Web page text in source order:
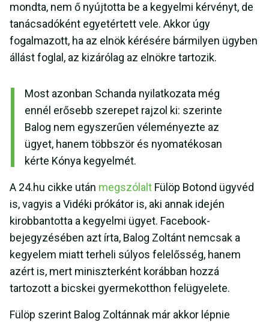
mondta, nem ő nyújtotta be a kegyelmi kérvényt, de
tanácsadóként egyetértett vele. Akkor úgy
fogalmazott, ha az elnök kérésére bármilyen ügyben
állást foglal, az kizárólag az elnökre tartozik.
Most azonban Schanda nyilatkozata még
ennél erősebb szerepet rajzol ki: szerinte
Balog nem egyszerűen véleményezte az
ügyet, hanem többször és nyomatékosan
kérte Kónya kegyelmét.
A 24.hu cikke után megszólalt Fülöp Botond ügyvéd
is, vagyis a Vidéki prókátor is, aki annak idején
kirobbantotta a kegyelmi ügyet. Facebook-
bejegyzésében azt írta, Balog Zoltánt nemcsak a
kegyelem miatt terheli súlyos felelősség, hanem
azért is, mert miniszterként korábban hozzá
tartozott a bicskei gyermekotthon felügyelete.
Fülöp szerint Balog Zoltánnak már akkor lépnie